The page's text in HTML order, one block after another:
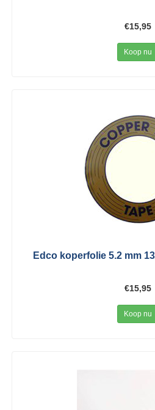
€15,95
Koop nu
Edco koperfolie 5.2 mm
€15,95
Koop nu